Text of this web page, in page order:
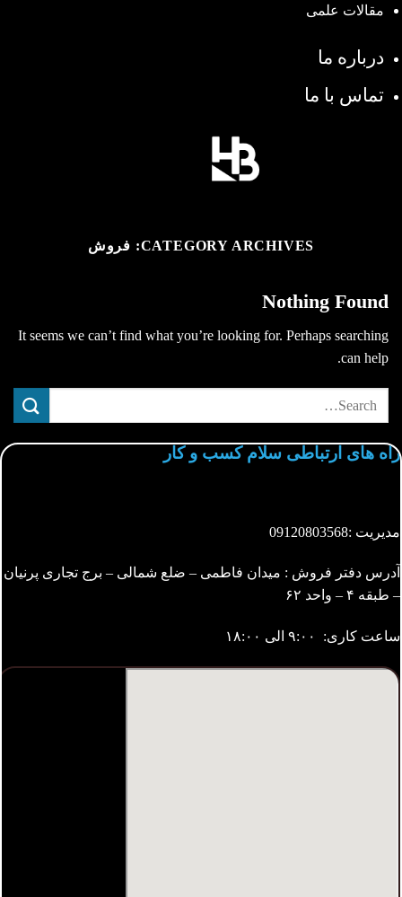
مقالات علمی
درباره ما
تماس با ما
CATEGORY ARCHIVES: فروش
Nothing Found
It seems we can’t find what you’re looking for. Perhaps searching
can help.
راه های ارتباطی سلام کسب و کار
مدیریت :09120803568
آدرس دفتر فروش : میدان فاطمی – ضلع شمالی – برج تجاری پرنیان
– طبقه ۴ – واحد ۶۲
ساعت کاری: ۹:۰۰ الی ۱۸:۰۰